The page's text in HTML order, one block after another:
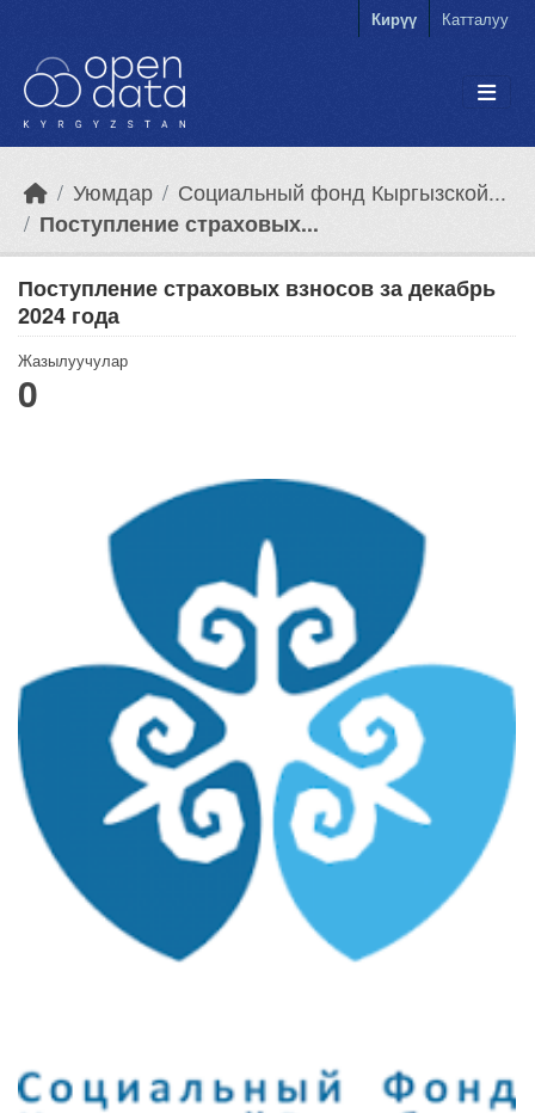
Кирүү Катталуу
Уюмдар
Социальный фонд Кыргызской...
Поступление страховых...
Поступление страховых взносов за декабрь
2024 года
Жазылуучулар
0